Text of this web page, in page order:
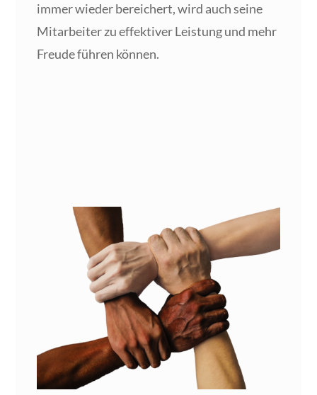
immer wie­der berei­chert, wird auch sei­ne
Mit­ar­bei­ter zu effek­ti­ver Leis­tung und mehr
Freu­de füh­ren können.